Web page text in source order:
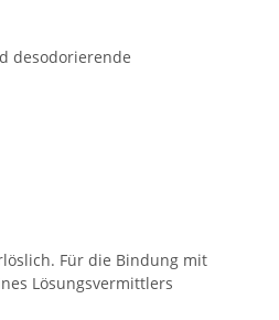
desodorierende
Für die Bindung mit
Lösungsvermittlers